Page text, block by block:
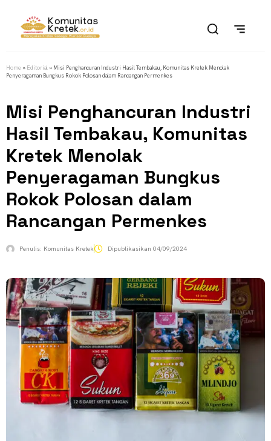
Home » Editorial » Misi Penghancuran Industri Hasil Tembakau, Komunitas Kretek Menolak
Penyeragaman Bungkus Rokok Polosan dalam Rancangan Permenkes
Misi Penghancuran Industri
Hasil Tembakau, Komunitas
Kretek Menolak
Penyeragaman Bungkus
Rokok Polosan dalam
Rancangan Permenkes
Penulis: Komunitas Kretek Dipublikasikan 04/09/2024